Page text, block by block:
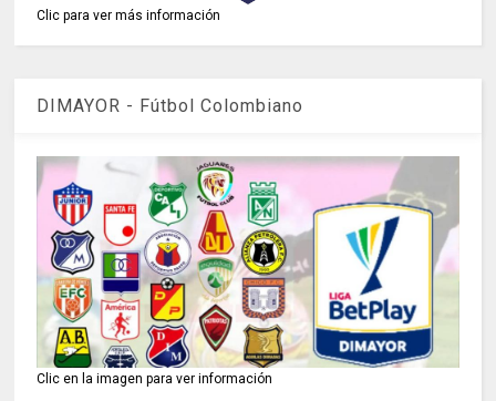
Clic para ver más información
DIMAYOR - Fútbol Colombiano
Clic en la imagen para ver información